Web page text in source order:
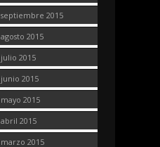
septiembre 2015
agosto 2015
julio 2015
junio 2015
mayo 2015
abril 2015
marzo 2015